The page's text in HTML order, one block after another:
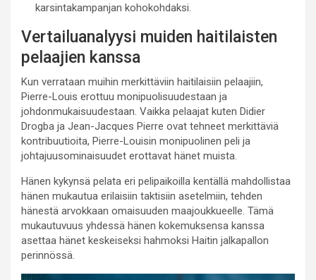
karsintakampanjan kohokohdaksi.
Vertailuanalyysi muiden haitilaisten
pelaajien kanssa
Kun verrataan muihin merkittäviin haitilaisiin pelaajiin,
Pierre-Louis erottuu monipuolisuudestaan ja
johdonmukaisuudestaan. Vaikka pelaajat kuten Didier
Drogba ja Jean-Jacques Pierre ovat tehneet merkittäviä
kontribuutioita, Pierre-Louisin monipuolinen peli ja
johtajuusominaisuudet erottavat hänet muista.
Hänen kykynsä pelata eri pelipaikoilla kentällä mahdollistaa
hänen mukautua erilaisiin taktisiin asetelmiin, tehden
hänestä arvokkaan omaisuuden maajoukkueelle. Tämä
mukautuvuus yhdessä hänen kokemuksensa kanssa
asettaa hänet keskeiseksi hahmoksi Haitin jalkapallon
perinnössä.